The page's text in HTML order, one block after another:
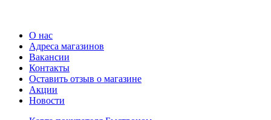
О нас
Адреса магазинов
Вакансии
Контакты
Оставить отзыв о магазине
Акции
Новости